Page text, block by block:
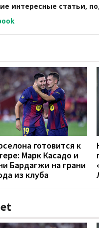
интересные статьи,
готовится к
Марк Касадо и
Бардагжи на грани
из клуба